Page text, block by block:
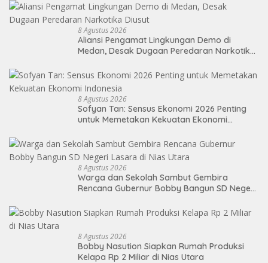
8 Agustus 2026
Aliansi Pengamat Lingkungan Demo di
Medan, Desak Dugaan Peredaran Narkotika
8 Agustus 2026
Sofyan Tan: Sensus Ekonomi 2026 Penting
untuk Memetakan Kekuatan Ekonomi
8 Agustus 2026
Warga dan Sekolah Sambut Gembira
Rencana Gubernur Bobby Bangun SD Negeri
8 Agustus 2026
Bobby Nasution Siapkan Rumah Produksi
Kelapa Rp 2 Miliar di Nias Utara